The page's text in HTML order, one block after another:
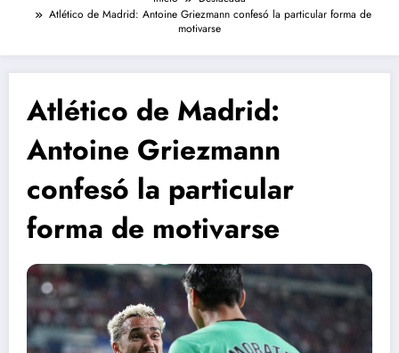
Atlético de Madrid: Antoine Griezmann confesó la particular forma de
motivarse
Atlético de Madrid:
Antoine Griezmann
confesó la particular
forma de motivarse